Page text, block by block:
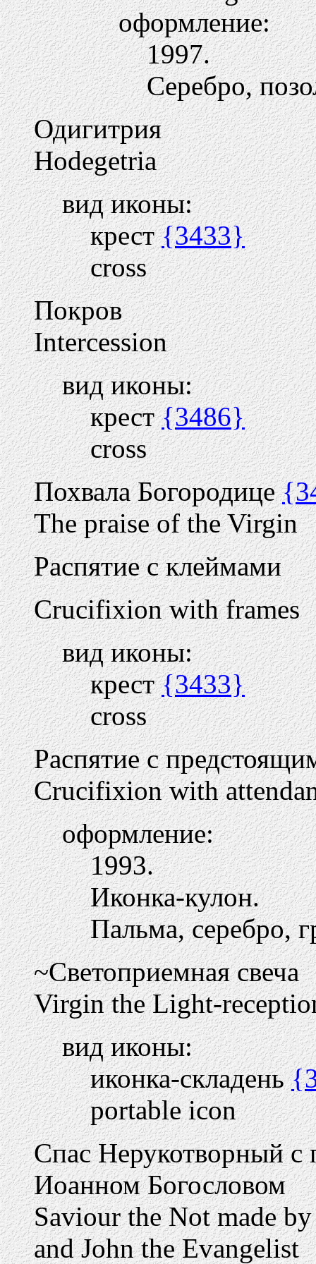
оформление:
1997.
Серебро,
Одигитрия
Hodegetria
вид иконы:
крест{3433}
cross
Покров
Intercession
вид иконы:
крест{3486}
cross
Похвала Богородице
The praise of the Virgin
Распятие с клеймами
Crucifixion with frames
вид иконы:
крест{3433}
cross
Распятие с
Crucifixion with
оформление:
1993.
Иконка-кулон.
Пальма, серебро,
~Светоприемная свеча
Virgin the Light-
вид иконы:
иконка-складень
portable icon
Спас Нерукотворный с
Иоанном Богословом
Saviour the Not made
and John the Evangelist